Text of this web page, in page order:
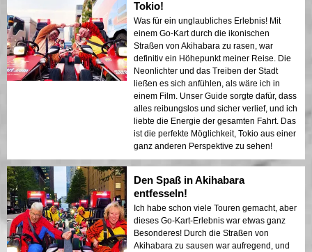
Tokio!
Was für ein unglaubliches Erlebnis! Mit
einem Go-Kart durch die ikonischen
Straßen von Akihabara zu rasen, war
definitiv ein Höhepunkt meiner Reise. Die
Neonlichter und das Treiben der Stadt
ließen es sich anfühlen, als wäre ich in
einem Film. Unser Guide sorgte dafür, dass
alles reibungslos und sicher verlief, und ich
liebte die Energie der gesamten Fahrt. Das
ist die perfekte Möglichkeit, Tokio aus einer
ganz anderen Perspektive zu sehen!
Den Spaß in Akihabara
entfesseln!
Ich habe schon viele Touren gemacht, aber
dieses Go-Kart-Erlebnis war etwas ganz
Besonderes! Durch die Straßen von
Akihabara zu sausen war aufregend, und